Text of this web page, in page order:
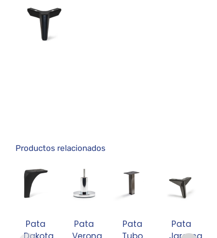
Productos relacionados
Pata
Pata
Pata
Pata